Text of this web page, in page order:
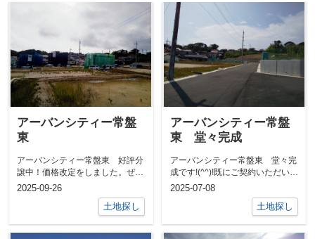
アーバンシティー常盤
東
アーバンシティー常盤東 好評分
譲中！価格改定をしました。ぜひ
『アーバンシティー常盤東』の詳
2025-09-26
土地探し
アーバンシティー常盤
東 堂々完成
アーバンシティー常盤東 堂々完
成です!(^^)!既にご契約いただいた
お客様へのお引渡しが、先月から
2025-07-08
土地探し